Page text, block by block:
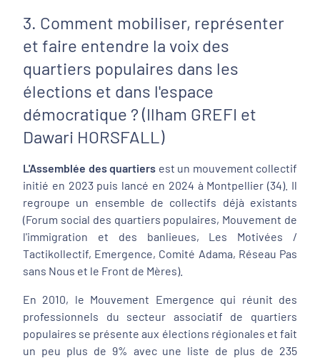
3. Comment mobiliser, représenter
et faire entendre la voix des
quartiers populaires dans les
élections et dans l'espace
démocratique ? (Ilham GREFI et
Dawari HORSFALL)
L'Assemblée des quartiers est un mouvement collectif
initié en 2023 puis lancé en 2024 à Montpellier (34). Il
regroupe un ensemble de collectifs déjà existants
(Forum social des quartiers populaires, Mouvement de
l'immigration et des banlieues, Les Motivées /
Tactikollectif, Emergence, Comité Adama, Réseau Pas
sans Nous et le Front de Mères).
En 2010, le Mouvement Emergence qui réunit des
professionnels du secteur associatif de quartiers
populaires se présente aux élections régionales et fait
un peu plus de 9% avec une liste de plus de 235